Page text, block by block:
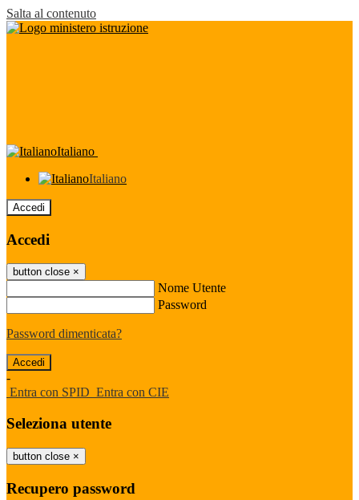
Salta al contenuto
Italiano
Italiano
Accedi
Accedi
button close ×
Nome Utente
Password
Password dimenticata?
-
Entra con SPID Entra con CIE
Seleziona utente
button close ×
Recupero password